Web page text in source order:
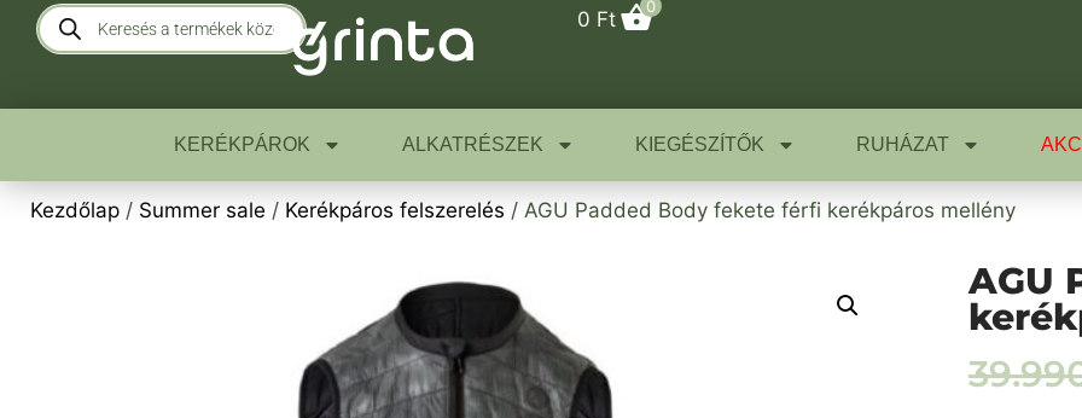
0 Ft
0
KERÉKPÁROK ALKATRÉSZEK KIEGÉSZÍTŐK RUHÁZAT
Kezdőlap / Summer sale / Kerékpáros felszerelés / AGU Padded Body fekete férfi kerékpáros mellény
AGU